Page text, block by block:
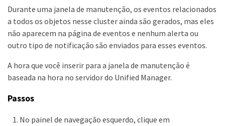
Durante uma janela de manutenção, os eventos relacionados
a todos os objetos nesse cluster ainda são gerados, mas eles
não aparecem na página de eventos e nenhum alerta ou
outro tipo de notificação são enviados para esses eventos.
A hora que você inserir para a janela de manutenção é
baseada na hora no servidor do Unified Manager.
Passos
No painel de navegação esquerdo, clique em